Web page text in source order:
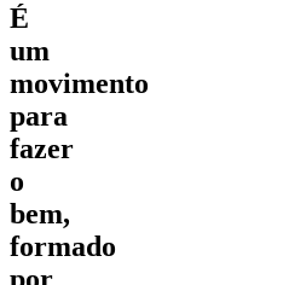
É
um
movimento
para
fazer
o
bem,
formado